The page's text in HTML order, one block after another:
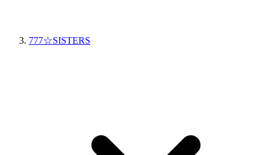
777☆SISTERS